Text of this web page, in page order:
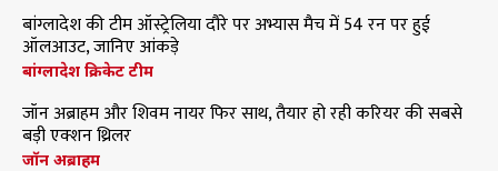
बांग्लादेश की टीम ऑस्ट्रेलिया दौरे पर अभ्यास मैच में 54 रन पर हुई
ऑलआउट, जानिए आंकड़े
बांग्लादेश क्रिकेट टीम
जॉन अब्राहम और शिवम नायर फिर साथ, तैयार हो रही करियर की सबसे
बड़ी एक्शन थ्रिलर
जॉन अब्राहम